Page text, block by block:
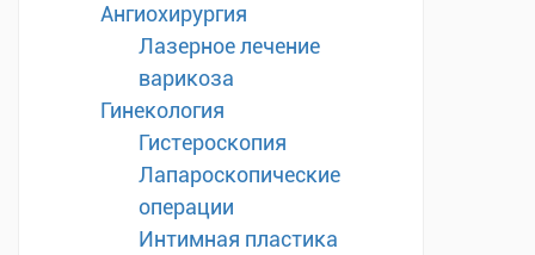
Ангиохирургия
Лазерное лечение
варикоза
Гинекология
Гистероскопия
Лапароскопические
операции
Интимная пластика